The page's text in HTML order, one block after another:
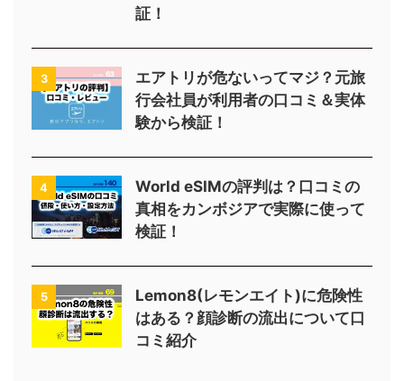
証！
3
エアトリが危ないってマジ？元旅
行会社員が利用者の口コミ＆実体
験から検証！
4
World eSIMの評判は？口コミの
真相をカンボジアで実際に使って
検証！
5
Lemon8(レモンエイト)に危険性
はある？顔診断の流出について口
コミ紹介